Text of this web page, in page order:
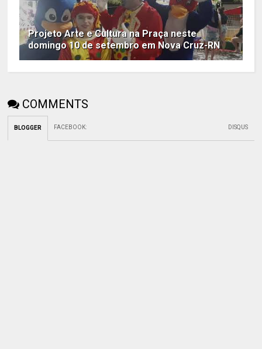
Projeto Arte e Cultura na Praça neste
domingo 10 de setembro em Nova Cruz-RN
COMMENTS
BLOGGER FACEBOOK: DISQUS